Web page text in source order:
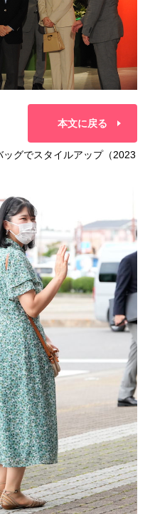
本文に戻る
グでスタイルアップ（2023